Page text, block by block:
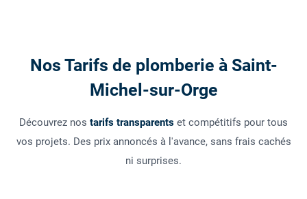
Nos Tarifs de plomberie à Saint-
Michel-sur-Orge
Découvrez nos tarifs transparents et compétitifs pour tous
vos projets. Des prix annoncés à l'avance, sans frais cachés
ni surprises.